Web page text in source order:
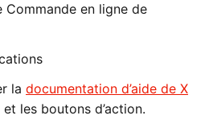
Commande en ligne de
la documentation d’aide de X
les boutons d’action.